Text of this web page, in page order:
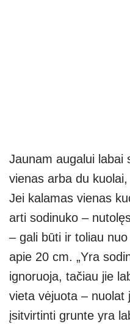
Jaunam augalui labai
vienas arba du
Jei kalamas vienas
arti sodinuko –
– gali būti ir toliau
apie 20 cm. „Yra
ignoruoja, tačiau jie
vieta vėjuota – nuolat
įsitvirtinti grunte yra